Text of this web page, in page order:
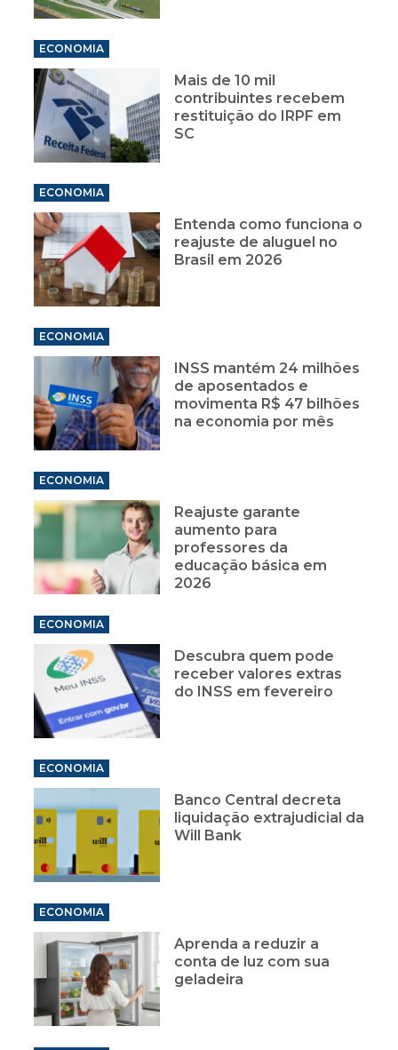
ECONOMIA
Mais de 10 mil
contribuintes recebem
restituição do IRPF em
SC
ECONOMIA
Entenda como funciona o
reajuste de aluguel no
Brasil em 2026
ECONOMIA
INSS mantém 24 milhões
de aposentados e
movimenta R$ 47 bilhões
na economia por mês
ECONOMIA
Reajuste garante
aumento para
professores da
educação básica em
2026
ECONOMIA
Descubra quem pode
receber valores extras
do INSS em fevereiro
ECONOMIA
Banco Central decreta
liquidação extrajudicial da
Will Bank
ECONOMIA
Aprenda a reduzir a
conta de luz com sua
geladeira